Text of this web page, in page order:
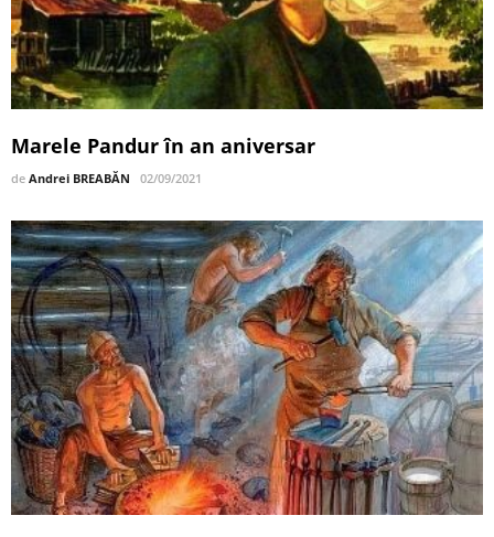
Marele Pandur în an aniversar
de Andrei BREABĂN 02/09/2021